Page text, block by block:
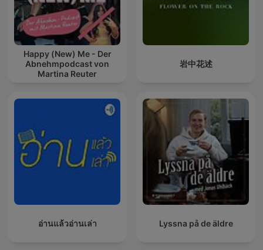
岩中花述
Happy (New) Me - Der
Abnehmpodcast von
Martina Reuter
Lyssna på de äldre
อ่านแล้วอ่านเล่า